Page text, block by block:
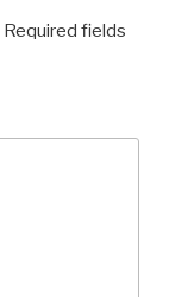
Required fields